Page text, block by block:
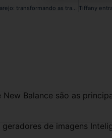
Contratos inteligentes e blockchain no varejo: transformando as transações comerciais
New Balance são as
de imagens